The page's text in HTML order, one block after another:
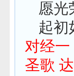
愿光
起初
对经一
圣歌 达